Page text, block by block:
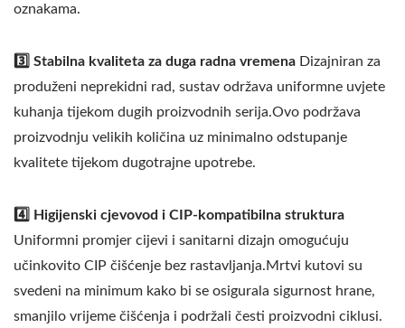
oznakama.
3️⃣ Stabilna kvaliteta za duga radna vremena Dizajniran za
produženi neprekidni rad, sustav održava uniformne uvjete
kuhanja tijekom dugih proizvodnih serija.Ovo podržava
proizvodnju velikih količina uz minimalno odstupanje
kvalitete tijekom dugotrajne upotrebe.
4️⃣ Higijenski cjevovod i CIP-kompatibilna struktura
Uniformni promjer cijevi i sanitarni dizajn omogućuju
učinkovito CIP čišćenje bez rastavljanja.Mrtvi kutovi su
svedeni na minimum kako bi se osigurala sigurnost hrane,
smanjilo vrijeme čišćenja i podržali česti proizvodni ciklusi.